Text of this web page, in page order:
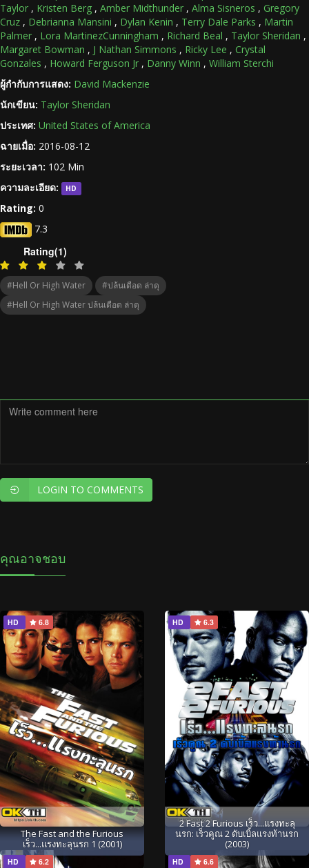
Taylor , Kristen Berg , Amber Midthunder , Alma Sisneros , Gregory
Cruz , Debrianna Mansini , Dylan Kenin , Terry Dale Parks , Martin
Palmer , Lora MartinezCunningham , Richard Beal , Taylor Sheridan ,
Margaret Bowman , J Nathan Simmons , Ricky Lee , Crystal
Gonzales , Howard Ferguson Jr , Danny Winn , William Sterchi
ผู้กำกับการแสดง: David Mackenzie
นักเขียน: Taylor Sheridan
ประเทศ: United States of America
ฉายเมื่อ: 2016-08-12
ระยะเวลา: 102 Min
ความละเอียด:
HD
Rating: 0
7.3
Rating(1)
#Hell Or High Water
#ปล้นเดือด ล่าดุ
#Hell Or High Water ปล้นเดือด ล่าดุ
LOGIN TO COMMENTS
คุณอาจชอบ
HD 6.8
The Fast and the Furious
เร็ว...แรงทะลุนรก 1 (2001)
HD 6.3
2 Fast 2 Furious เร็ว...แรงทะลุ
นรก: เร็วคูณ 2 ดับเบิ้ลแรงท้านรก
(2003)
HD 6.2 HD 6.6